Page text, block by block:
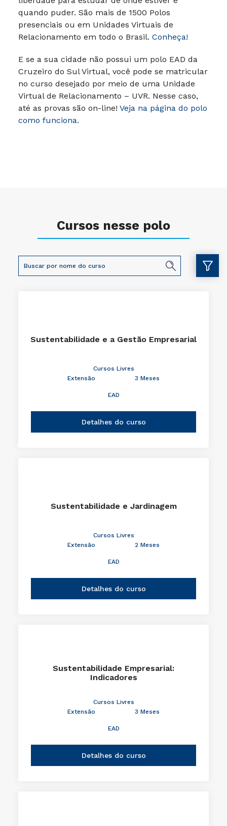
quando puder. São mais de 1500 Polos
presenciais ou em Unidades Virtuais de
Relacionamento em todo o Brasil. Conheça!
E se a sua cidade não possui um polo EAD da
Cruzeiro do Sul Virtual, você pode se matricular
no curso desejado por meio de uma Unidade
Virtual de Relacionamento – UVR. Nesse caso,
até as provas são on-line! Veja na página do polo
como funciona.
Cursos nesse polo
Sustentabilidade e a Gestão Empresarial
Cursos Livres
Extensão
3 Meses
EAD
Detalhes do curso
Sustentabilidade e Jardinagem
Cursos Livres
Extensão
2 Meses
EAD
Detalhes do curso
Sustentabilidade Empresarial:
Indicadores
Cursos Livres
Extensão
3 Meses
EAD
Detalhes do curso